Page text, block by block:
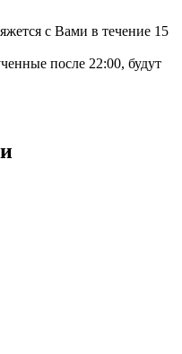
с Вами в течение 15
после 22:00, будут